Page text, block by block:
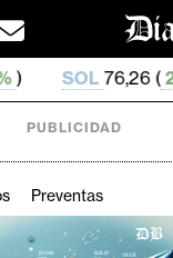
( 2,09%)
PUBLICIDAD
Preventas